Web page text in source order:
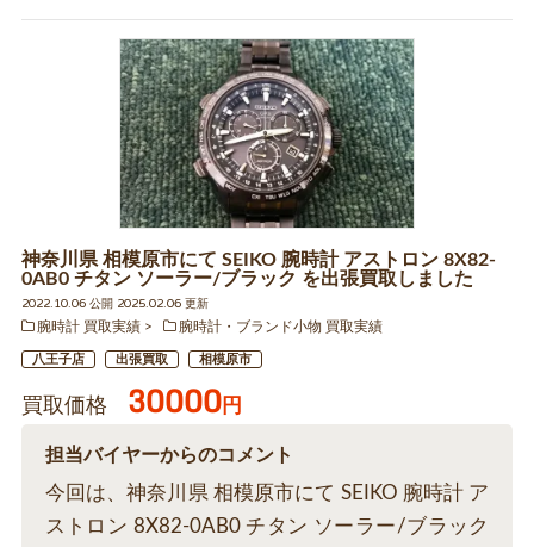
神奈川県 相模原市にて SEIKO 腕時計 アストロン 8X82-
0AB0 チタン ソーラー/ブラック を出張買取しました
2022.10.06 公開 2025.02.06 更新
腕時計 買取実績
腕時計・ブランド小物 買取実績
八王子店 出張買取 相模原市
買取価格 30000円
担当バイヤーからのコメント
今回は、神奈川県 相模原市にて SEIKO 腕時計 ア
ストロン 8X82-0AB0 チタン ソーラー/ブラック